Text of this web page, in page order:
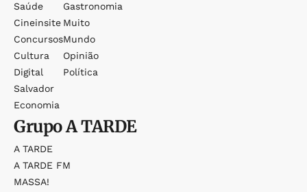
Saúde
Cineinsite
Concursos
Cultura
Digital
Salvador
Economia
Gastronomia
Muito
Mundo
Opinião
Política
GrupoA TARDE
A TARDE
A TARDE FM
MASSA!